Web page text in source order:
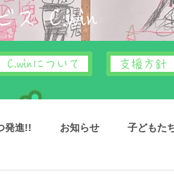
ス C.win
C.winについて 支援方針
発進!! お知らせ 子どもた